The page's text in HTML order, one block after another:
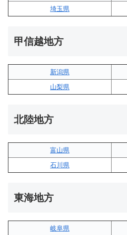
埼玉県
甲信越地方
新潟県
山梨県
北陸地方
富山県
石川県
東海地方
岐阜県